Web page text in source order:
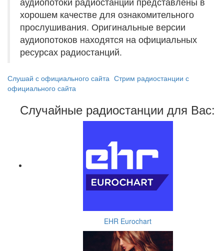
хорошем качестве для ознакомительного
прослушивания. Оригинальные версии
аудиопотоков находятся на официальных
ресурсах радиостанций.
Слушай с официального сайта Стрим радиостанции с
официального сайта
Случайные радиостанции для Вас:
EHR Eurochart